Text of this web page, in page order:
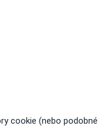
Tento
cookie (nebo podobné